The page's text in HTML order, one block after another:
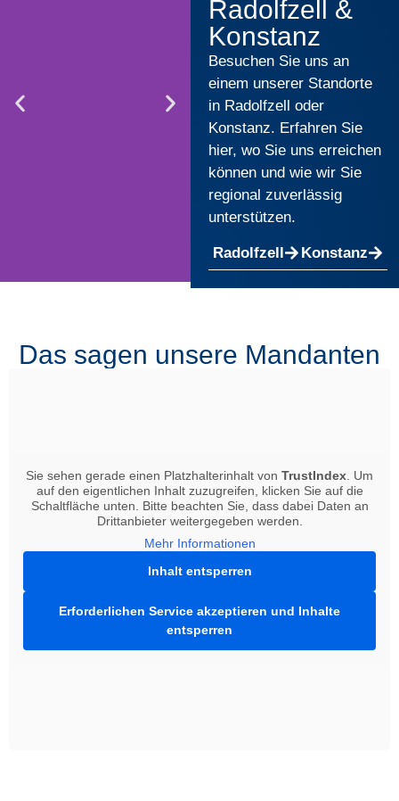
Fachanwalt für
Recht
Rechtsanwältin &
Versicherungsrecht
Fachanwältin für
Bank- und
Kapitalmarktrecht
Radolfzell &
Konstanz
Besuchen Sie uns an
einem unserer Standorte
in Radolfzell oder
Konstanz. Erfahren Sie
hier, wo Sie uns erreichen
können und wie wir Sie
regional zuverlässig
unterstützen.
Radolfzell Konstanz
Das sagen unsere Mandanten
Sie sehen gerade einen Platzhalterinhalt von TrustIndex . Um
auf den eigentlichen Inhalt zuzugreifen, klicken Sie auf die
Schaltfläche unten. Bitte beachten Sie, dass dabei Daten an
Drittanbieter weitergegeben werden.
Mehr Informationen
Inhalt entsperren
Erforderlichen Service akzeptieren und Inhalte
entsperren